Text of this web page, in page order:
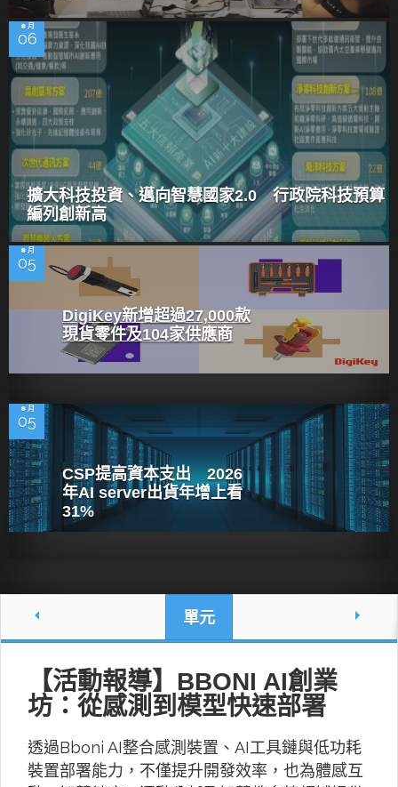
8 月
06
擴大科技投資、邁向智慧國家2.0 行政院科技預算
編列創新高
8 月
05
DigiKey新增超過27,000款
現貨零件及104家供應商
8 月
05
CSP提高資本支出 2026
年AI server出貨年增上看
31%
單元
【活動報導】BBONI AI創業
坊：從感測到模型快速部署
透過Bboni AI整合感測裝置、AI工具鏈與低功耗
裝置部署能力，不僅提升開發效率，也為體感互